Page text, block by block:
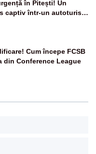
în Pitești! Un
captiv într-un autoturism
Cum începe FCSB
din Conference League